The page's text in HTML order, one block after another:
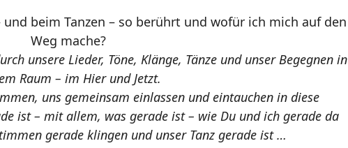
beim Tanzen – so berührt und wofür ich mich auf den
Weg mache?
unsere Lieder, Töne, Klänge, Tänze und unser Begegnen in
Raum – im Hier und Jetzt.
uns gemeinsam einlassen und eintauchen in diese
ist – mit allem, was gerade ist – wie Du und ich gerade da
gerade klingen und unser Tanz gerade ist …